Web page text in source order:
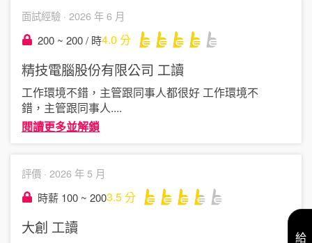
面試經驗 · 2026 年 6 月
200 ~ 200 / 時4.0 分
精技電腦股份有限公司 工讀
工作環境不錯，主管跟同事人都很好 工作環境不
錯，主管跟同事人....
閱讀更多並解鎖
評價 · 2026 年 5 月
時薪 100 ~ 2003.5分
大創 工讀